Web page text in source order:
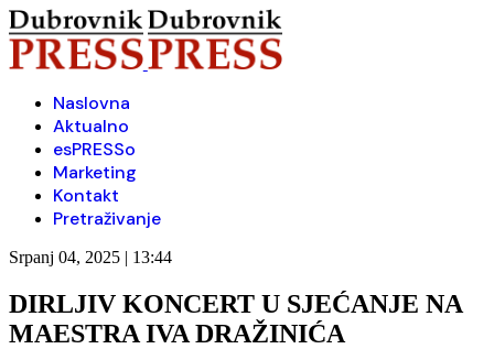
Naslovna
Aktualno
esPRESSo
Marketing
Kontakt
Pretraživanje
Srpanj 04, 2025 | 13:44
DIRLJIV KONCERT U SJEĆANJE NA
MAESTRA IVA DRAŽINIĆA